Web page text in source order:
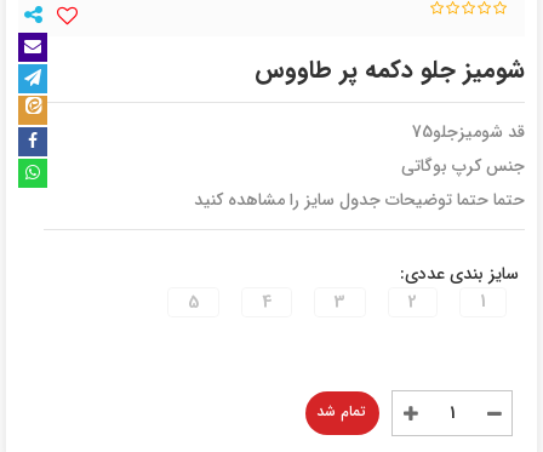
شومیز جلو دکمه پر طاووس
قد شومیزجلو75
جنس کرپ بوگاتی
حتما حتما توضیحات جدول سایز را مشاهده کنید
سایز بندی عددی:
1
2
3
4
5
تمام شد